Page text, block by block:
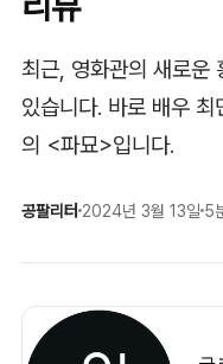
최근, 영화관의 새로운
있습니다. 바로 배우
의 <파묘>입니다.
공팔리터 2024년 3월 13일 5